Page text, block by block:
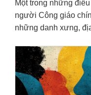
Một trong những
người Công giáo
những danh xưng,
...